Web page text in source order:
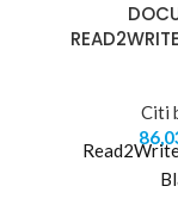
Citi